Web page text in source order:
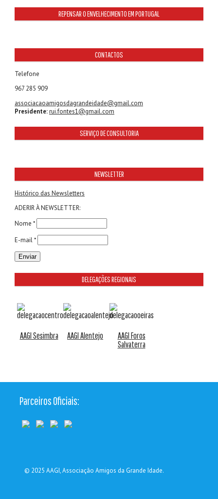
REPENSAR O ENVELHECIMENTO EM PORTUGAL
CONTACTOS
Telefone
967 285 909
associacaoamigosdagrandeidade@gmail.com
Presidente:rui.fontes1@gmail.com
SERVIÇO DE CONSULTORIA
NEWSLETTER
Histórico das Newsletters
ADERIR À NEWSLETTER:
Nome *
E-mail *
DELEGAÇÕES REGIONAIS
AAGI Sesimbra AAGI Alentejo
AAGI Foros
Salvaterra
Parceiros Oficiais:
© 2025 AAGI, Associação Amigos da Grande Idade.